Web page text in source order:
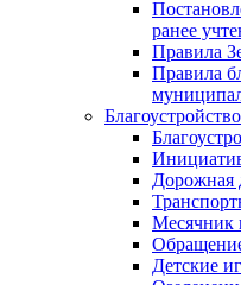
ранее
Правила
Правила
Дорожная
Месячник
Детские